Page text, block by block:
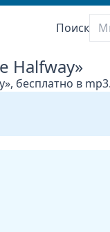
Поиск
Halfway»
бесплатно в mp3.